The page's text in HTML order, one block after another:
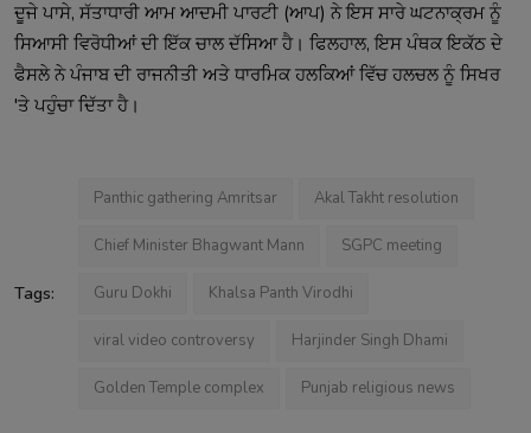
ਦੂਜੇ ਪਾਸੇ, ਸੱਤਾਧਾਰੀ ਆਮ ਆਦਮੀ ਪਾਰਟੀ (ਆਪ) ਨੇ ਇਸ ਸਾਰੇ ਘਟਨਾਕ੍ਰਮ ਨੂੰ
ਸਿਆਸੀ ਵਿਰੋਧੀਆਂ ਦੀ ਇੱਕ ਚਾਲ ਦੱਸਿਆ ਹੈ। ਫਿਲਹਾਲ, ਇਸ ਪੰਥਕ ਇਕੱਠ ਦੇ
ਫੈਸਲੇ ਨੇ ਪੰਜਾਬ ਦੀ ਰਾਜਨੀਤੀ ਅਤੇ ਧਾਰਮਿਕ ਹਲਕਿਆਂ ਵਿੱਚ ਹਲਚਲ ਨੂੰ ਸਿਖਰ
'ਤੇ ਪਹੁੰਚਾ ਦਿੱਤਾ ਹੈ।
Tags:
Panthic gathering Amritsar Akal Takht resolution
Chief Minister Bhagwant Mann SGPC meeting
Guru Dokhi Khalsa Panth Virodhi
viral video controversy Harjinder Singh Dhami
Golden Temple complex Punjab religious news